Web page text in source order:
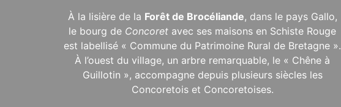
À la lisière de la Forêt de Brocéliande, dans le pays Gallo,
le bourg de Concoret avec ses maisons en Schiste Rouge
est labellisé « Commune du Patrimoine Rural de Bretagne ».
À l’ouest du village, un arbre remarquable, le « Chêne à
Guillotin », accompagne depuis plusieurs siècles les
Concoretois et Concoretoises.